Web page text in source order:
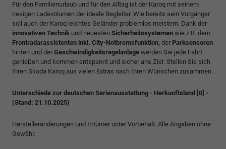
Für den Familienurlaub und für den Alltag ist der Karoq mit seinem
riesigen Ladevolumen der ideale Begleiter. Wie bereits sein Vorgänger
soll auch der Karoq leichtes Geländer problemlos meistern. Dank der
innovativen Technik und neuesten Sicherheitssystemen wie z.B. dem
Frontradarassistenten inkl. City-Notbremsfunktion, der Parksensoren
hinten und der Geschwindigkeitsregelanlage werden Sie jede Fahrt
genießen und kommen entspannt und sicher ans Ziel. Stellen Sie sich
Ihren Skoda Karoq aus vielen Extras nach Ihren Wünschen zusammen.
Unterschiede zur deutschen Serienausstattung - Herkunftsland [0] -
(Stand: 21.10.2025)
Herstelleränderungen und Irrtümer unter Vorbehalt. Alle Angaben ohne
Gewähr.